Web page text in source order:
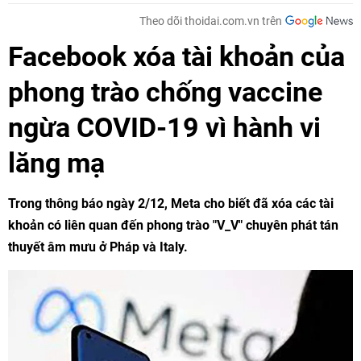
Theo dõi thoidai.com.vn trên
Facebook xóa tài khoản của
phong trào chống vaccine
ngừa COVID-19 vì hành vi
lăng mạ
Trong thông báo ngày 2/12, Meta cho biết đã xóa các tài
khoản có liên quan đến phong trào "V_V" chuyên phát tán
thuyết âm mưu ở Pháp và Italy.